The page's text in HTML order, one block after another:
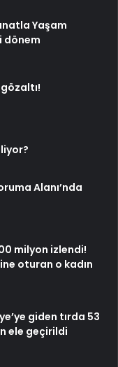
Yaşam
dönem
gözaltı!
Alanı’nda
milyon izlendi!
oturan o kadın
giden tırda 53
ele geçirildi